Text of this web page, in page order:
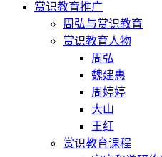
赏识教育推广
周弘与赏识教育
赏识教育人物
周弘
魏建惠
周婷婷
大山
王红
赏识教育课程